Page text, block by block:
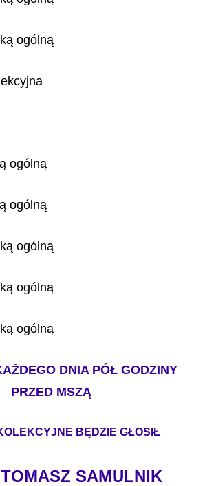
ogólną
ogólną
ogólną
ogólną
ogólną
ogólną
DNIA PÓŁ GODZINY
PRZED MSZĄ
BĘDZIE GŁOSIŁ
SAMULNIK